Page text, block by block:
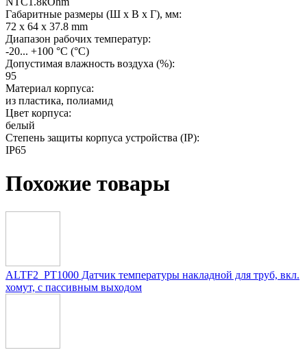
Габаритные размеры (Ш х В х Г), мм:
72 x 64 x 37.8 mm
Диапазон рабочих температур:
-20... +100 °C (°С)
Допустимая влажность воздуха (%):
95
Материал корпуса:
из пластика, полиамид
Цвет корпуса:
белый
Степень защиты корпуса устройства (IP):
IP65
Похожие товары
ALTF2_PT1000 Датчик температуры накладной для труб, вкл.
хомут, с пассивным выходом